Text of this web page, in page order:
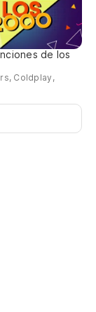
de los
Coldplay,